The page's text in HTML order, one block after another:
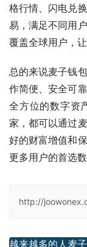
格行情、闪电兑
易，满足不同用
覆盖全球用户，
总的来说麦子钱
作简便、安全可
全方位的数字资
家，都可以通过
好的财富增值和
更多用户的首选
http://
越来越多的人麦